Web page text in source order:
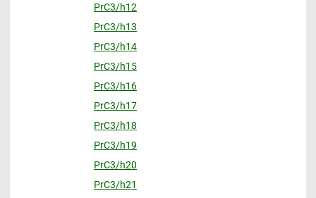
PrC3/h12
PrC3/h13
PrC3/h14
PrC3/h15
PrC3/h16
PrC3/h17
PrC3/h18
PrC3/h19
PrC3/h20
PrC3/h21